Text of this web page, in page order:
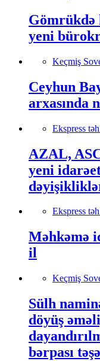
Gömrükdə
yeni
Keçmiş
Ceyhun
arxasında
Ekspress
AZAL,
yeni
Ekspress
Məhkəmə
il
Keçmiş
Sülh
döyüş
bərpası